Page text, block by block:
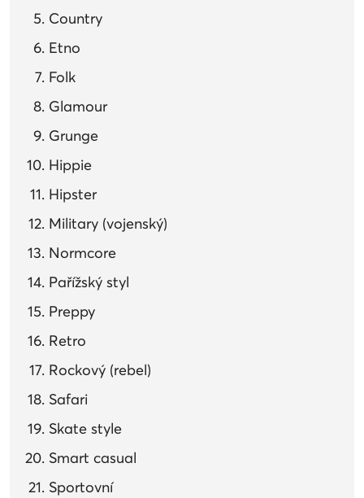
Country
Etno
Folk
Glamour
Grunge
Hippie
Hipster
Military (vojenský)
Normcore
Pařížský styl
Preppy
Retro
Rockový (rebel)
Safari
Skate style
Smart casual
Sportovní